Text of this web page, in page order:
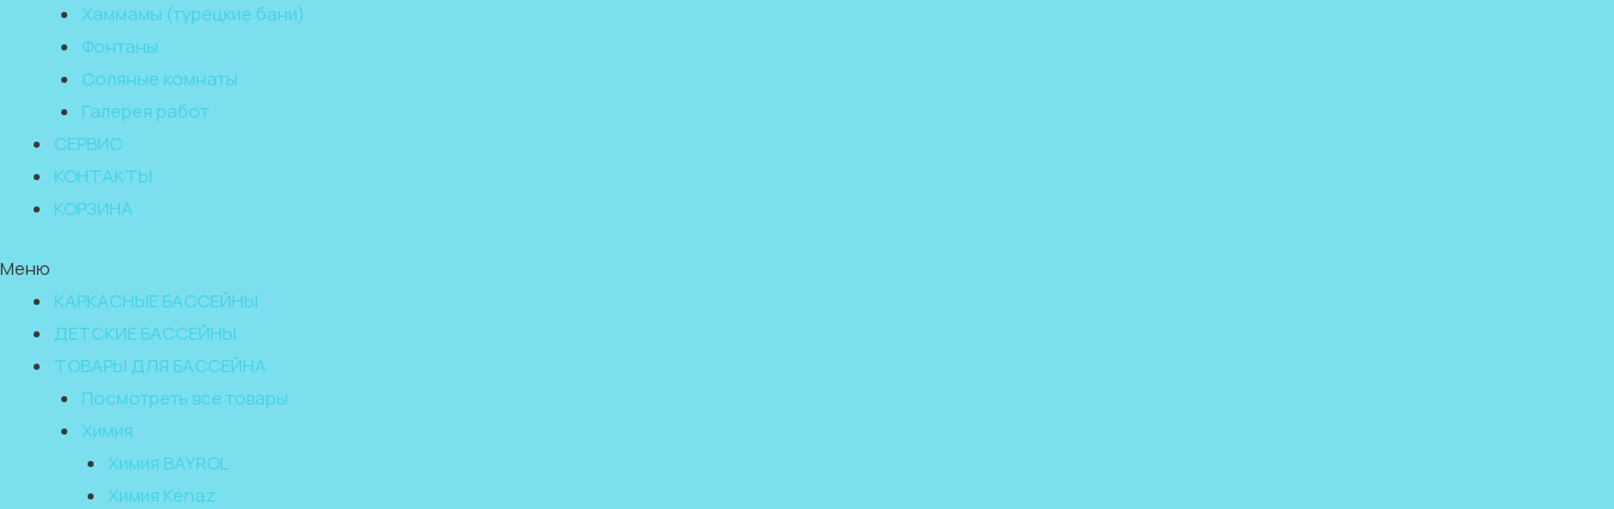
Хаммамы (турецкие бани)
Фонтаны
Соляные комнаты
Галерея работ
СЕРВИС
КОНТАКТЫ
КОРЗИНА
Меню
КАРКАСНЫЕ БАССЕЙНЫ
ДЕТСКИЕ БАССЕЙНЫ
ТОВАРЫ ДЛЯ БАССЕЙНА
Посмотреть все товары
Химия
Химия BAYROL
Химия Kenaz